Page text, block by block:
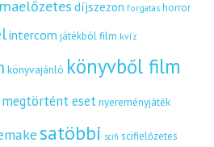
díjszezon forgatás horror
intercom játékból film kvíz
könyvajánló könyvből film
megtörtént eset nyereményjáték
satöbbi scifi scifielőzetes